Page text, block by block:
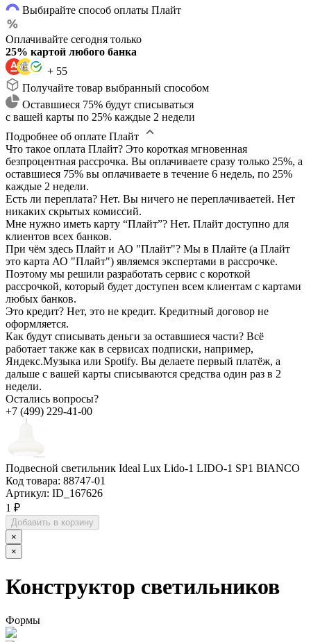
Выбирайте способ оплаты Плайт
Оплачивайте сегодня только
25% картой любого банка
+ 55
Получайте товар выбранный способом
Оставшиеся 75% будут списываться
с вашей карты по 25% каждые 2 недели
Подробнее об оплате Плайт
Что такое оплата Плайт? Это короткая мгновенная
безпроцентная рассрочка. Вы оплачиваете сразу только 25%, а
оставшиеся 75% вы оплачиваете в течение 6 недель, по 25%
каждые 2 недели.
Есть ли переплата? Нет. Вы ничего не переплачиваетей. Нет
никаких скрытых комиссий.
Мне нужно иметь карту “Плайт”? Нет. Плайт доступно для
клиентов всех банков.
При чём здесь Плайт и АО "Плайт"? Мы в Плайте (а Плайт
это карта АО "Плайт") являемся экспертами в рассрочке.
Поэтому мы решили разработать сервис с короткой
рассрочкой, который будет доступен всем клиентам с картами
любых банков.
Это кредит? Нет, это не кредит. Кредитный договор не
оформляется.
Как будут списывать деньги за оставшиеся части? Всё
работает также как в сервисах подписки, например,
Яндекс.Музыка или Spotify. Вы делаете первый платёж, а
дальше с вашей карты списываются средства один раз в 2
недели.
Остались вопросы?
+7 (499) 229-41-00
Подвесной светильник Ideal Lux Lido-1 LIDO-1 SP1 BIANCO
Код товара: 88747-01
Артикул: ID_167626
1 ₽
Добавить в корзину
×
×
Конструктор светильников
Формы